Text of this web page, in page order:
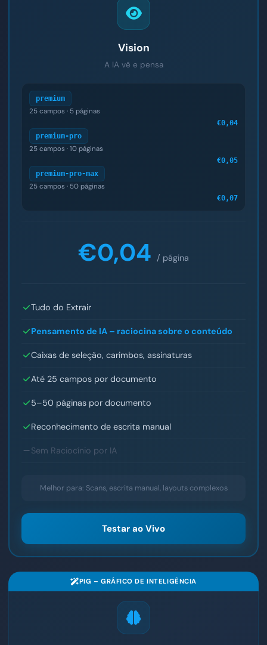
Vision
A IA vê e pensa
premium
25 campos · 5 páginas
€0,04
premium-pro
25 campos · 10 páginas
€0,05
premium-pro-max
25 campos · 50 páginas
€0,07
€0,04 / página
Tudo do Extrair
Pensamento de IA – raciocina sobre o conteúdo
Caixas de seleção, carimbos, assinaturas
Até 25 campos por documento
5–50 páginas por documento
Reconhecimento de escrita manual
Sem Raciocínio por IA
Melhor para: Scans, escrita manual, layouts complexos
Testar ao Vivo
PIG – GRÁFICO DE INTELIGÊNCIA